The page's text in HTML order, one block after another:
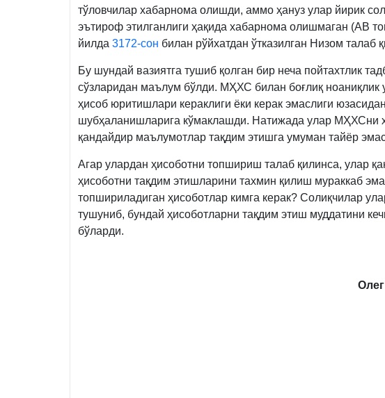
тўловчилар хабарнома олишди, аммо ҳануз улар йирик
эътироф этилганлиги ҳақида хабарнома олишмаган (АВ
йилда 3172-сон билан рўйхатдан ўтказилган Низом талаб
Бу шундай вазиятга тушиб қолган бир неча пойтахтлик
сўзларидан маълум бўлди. МҲХС билан боғлиқ
ҳисоб юритишлари кераклиги ёки керак эмаслиги юзасидан
шубҳаланишларига кўмаклашди. Натижада улар МҲХСни
қандайдир маълумотлар тақдим этишга умуман тайёр
Агар улардан ҳисоботни топшириш талаб қилинса, улар
ҳисоботни тақдим этишларини тахмин қилиш мураккаб
топшириладиган ҳисоботлар кимга керак? Солиқчилар
тушуниб, бундай ҳисоботларни тақдим этиш муддатини
бўларди.